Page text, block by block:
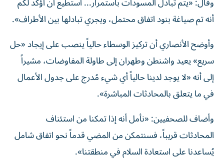
أنه تم صياغة بنود اتفاق محتمل، ويجري تبادلها بين الأطراف».
وأوضح الأنصاري أن تركيز الوسطاء حالياً ينصب على إيجاد «حل
سريع» يعيد واشنطن وطهران إلى طاولة المفاوضات، مشيراً
إلى أنه «لا يوجد لدينا حالياً أي شيء مُدرج على جدول الأعمال
في ما يتعلق بالمحادثات المباشرة».
وأضاف للصحفيين: «نأمل أنه إذا تمكنا من استئناف
المحادثات قريباً، فسنتمكن من المضي قدماً نحو اتفاق شامل
يُساعدنا على استعادة السلام في منطقتنا».